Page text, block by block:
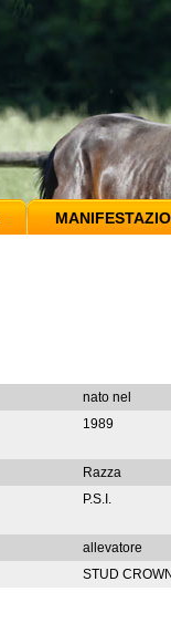
nato nel
1989
Razza
P.S.I.
allevatore
STUD